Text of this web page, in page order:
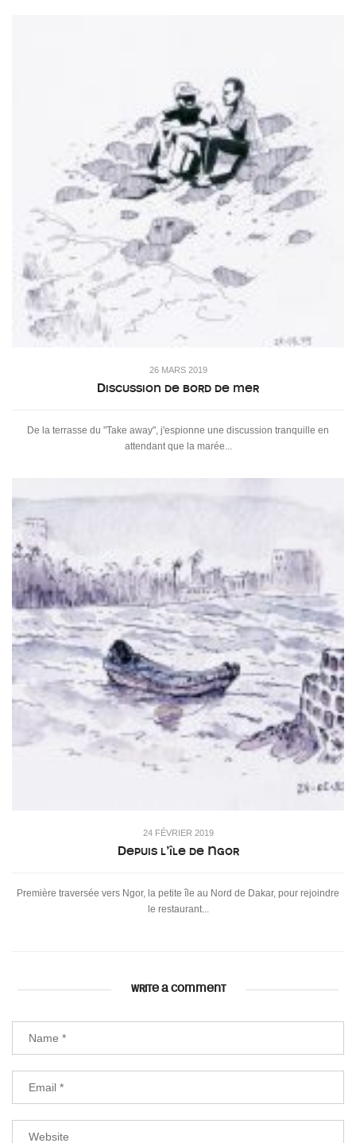
26 MARS 2019
Discussion de bord de mer
De la terrasse du "Take away", j'espionne une discussion tranquille en
attendant que la marée...
24 FÉVRIER 2019
Depuis l’île de Ngor
Première traversée vers Ngor, la petite île au Nord de Dakar, pour rejoindre
le restaurant...
WRITE A COMMENT